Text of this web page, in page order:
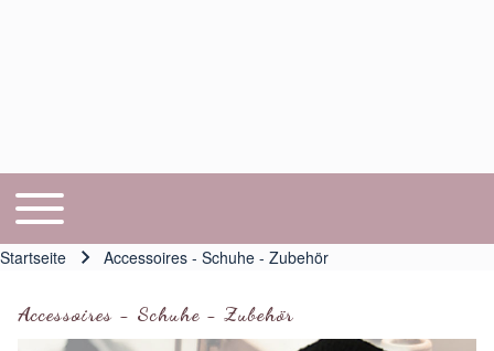
Hauptnavigation
Toggle main menu
Startseite Accessoires - Schuhe - Zubehör
Accessoires - Schuhe - Zubehör